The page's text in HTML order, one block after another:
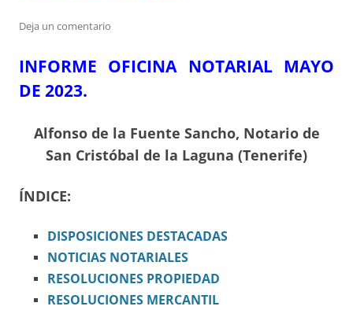
Deja un comentario
INFORME OFICINA NOTARIAL MAYO
DE 2023.
Alfonso de la Fuente Sancho, Notario de
San Cristóbal de la Laguna (Tenerife)
ÍNDICE:
DISPOSICIONES DESTACADAS
NOTICIAS NOTARIALES
RESOLUCIONES PROPIEDAD
RESOLUCIONES MERCANTIL